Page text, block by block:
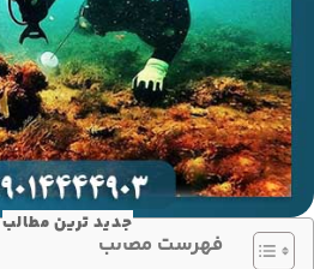
جدید ترین مطالب
فهرست مطالب